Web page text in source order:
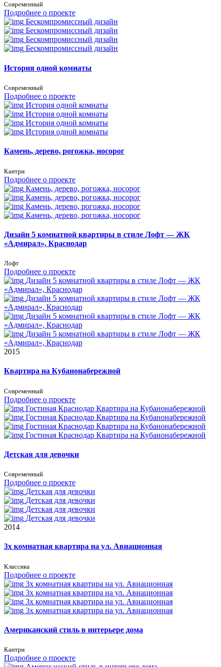
Современный
Подробнее о проекте
Бескомпромиссный дизайн
Бескомпромиссный дизайн
Бескомпромиссный дизайн
Бескомпромиссный дизайн
История одной комнаты
Современный
Подробнее о проекте
История одной комнаты
История одной комнаты
История одной комнаты
История одной комнаты
Камень, дерево, рогожка, носорог
Кантри
Подробнее о проекте
Камень, дерево, рогожка, носорог
Камень, дерево, рогожка, носорог
Камень, дерево, рогожка, носорог
Камень, дерево, рогожка, носорог
Дизайн 5 комнатной квартиры в стиле Лофт — ЖК
«Адмирал», Краснодар
Лофт
Подробнее о проекте
Дизайн 5 комнатной квартиры в стиле Лофт — ЖК
«Адмирал», Краснодар
Дизайн 5 комнатной квартиры в стиле Лофт — ЖК
«Адмирал», Краснодар
Дизайн 5 комнатной квартиры в стиле Лофт — ЖК
«Адмирал», Краснодар
Дизайн 5 комнатной квартиры в стиле Лофт — ЖК
«Адмирал», Краснодар
2015
Квартира на Кубанонабережной
Современный
Подробнее о проекте
Гостиная Краснодар Квартира на Кубанонабережной
Гостиная Краснодар Квартира на Кубанонабережной
Гостиная Краснодар Квартира на Кубанонабережной
Гостиная Краснодар Квартира на Кубанонабережной
Детская для девочки
Современный
Подробнее о проекте
Детская для девочки
Детская для девочки
Детская для девочки
Детская для девочки
2014
3х комнатная квартира на ул. Авиационная
Классика
Подробнее о проекте
3х комнатная квартира на ул. Авиационная
3х комнатная квартира на ул. Авиационная
3х комнатная квартира на ул. Авиационная
3х комнатная квартира на ул. Авиационная
Американский стиль в интерьере дома
Кантри
Подробнее о проекте